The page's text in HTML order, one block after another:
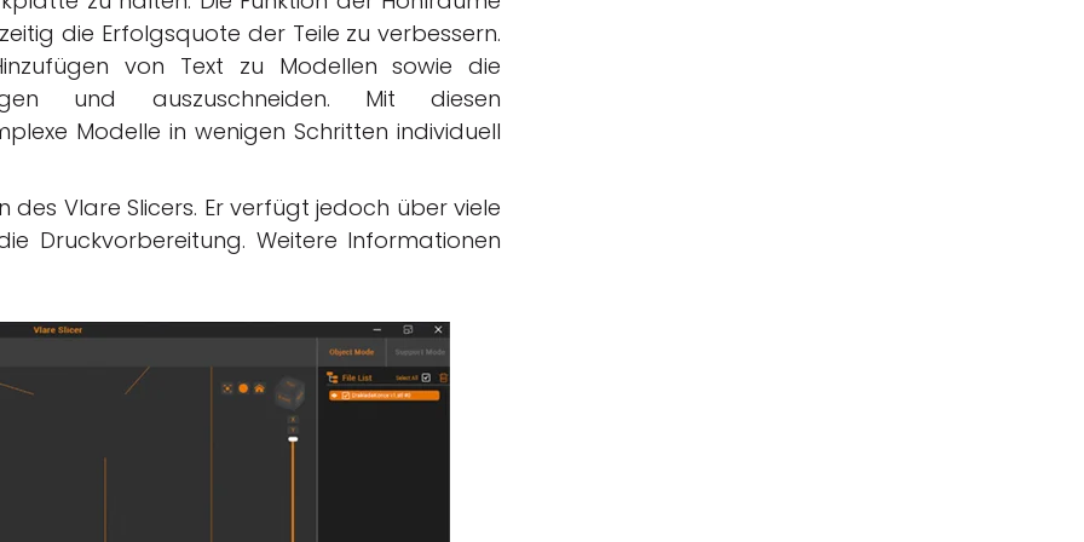
die Erfolgsquote der Teile zu verbessern.
von Text zu Modellen sowie die
und auszuschneiden. Mit diesen
Modelle in wenigen Schritten individuell
des Vlare Slicers. Er verfügt jedoch über viele
Druckvorbereitung. Weitere Informationen